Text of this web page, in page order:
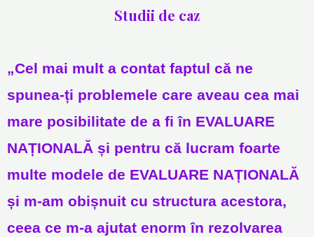
Studii de caz
„Cel mai mult a contat faptul că ne
spunea-ți problemele care aveau cea mai
mare posibilitate de a fi în EVALUARE
NAȚIONALĂ și pentru că lucram foarte
multe modele de EVALUARE NAȚIONALĂ
și m-am obișnuit cu structura acestora,
ceea ce m-a ajutat enorm în rezolvarea